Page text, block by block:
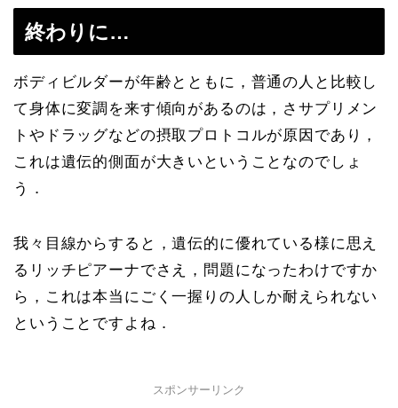
終わりに…
ボディビルダーが年齢とともに，普通の人と比較し
て身体に変調を来す傾向があるのは，さサプリメン
トやドラッグなどの摂取プロトコルが原因であり，
これは遺伝的側面が大きいということなのでしょ
う．
我々目線からすると，遺伝的に優れている様に思え
るリッチピアーナでさえ，問題になったわけですか
ら，これは本当にごく一握りの人しか耐えられない
ということですよね．
スポンサーリンク